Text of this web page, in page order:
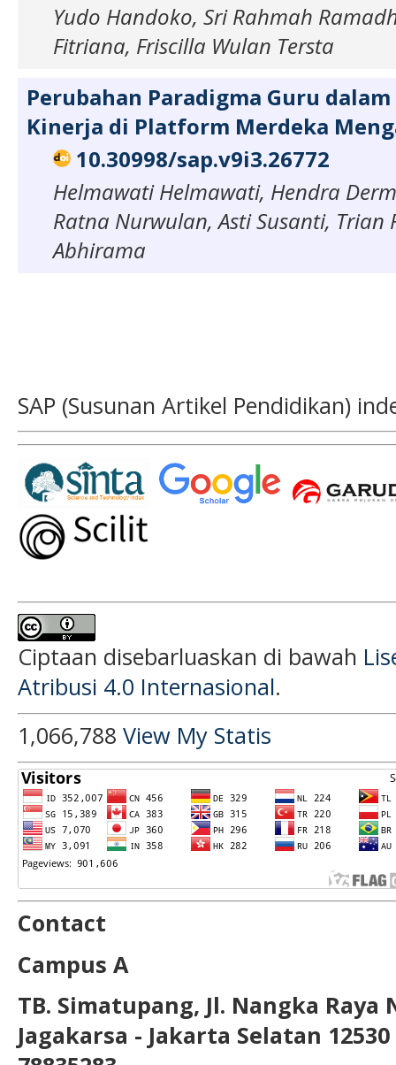
Yudo Handoko, Sri Rahmah
Fitriana, Friscilla Wulan Tersta
Perubahan Paradigma Guru
Kinerja di Platform Merdeka
10.30998/sap.v9i3.26772
Helmawati Helmawati, Hendra
Ratna Nurwulan, Asti Susanti, Trian
Abhirama
SAP (Susunan Artikel Pendidikan)
Ciptaan disebarluaskan di bawah
Atribusi 4.0 Internasional.
1,066,788 View My Statis
Contact
Campus A
TB. Simatupang, Jl. Nangka Raya
Jagakarsa - Jakarta Selatan 12530